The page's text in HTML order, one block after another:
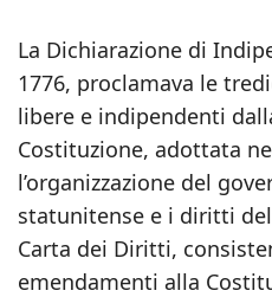
La Dichiarazione di
1776, proclamava le
libere e indipendenti
Costituzione, adottata
l’organizzazione del
statunitense e i diritti
Carta dei Diritti,
emendamenti alla